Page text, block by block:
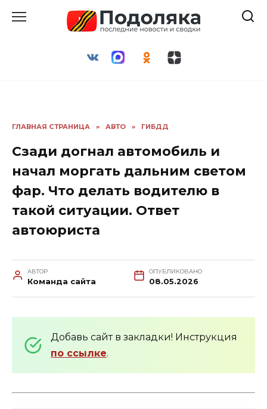
ГЛАВНАЯ СТРАНИЦА » АВТО » ГИБДД
Сзади догнал автомобиль и
начал моргать дальним светом
фар. Что делать водителю в
такой ситуации. Ответ
автоюриста
АВТОР
Команда сайта
ОПУБЛИКОВАНО
08.05.2026
Добавь сайт в закладки! Инструкция
по ссылке.